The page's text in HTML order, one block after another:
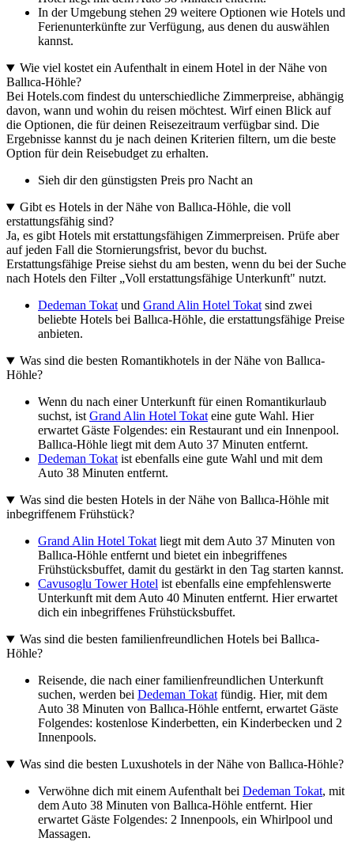
In der Umgebung stehen 29 weitere Optionen wie Hotels und
Ferienunterkünfte zur Verfügung, aus denen du auswählen
kannst.
Wie viel kostet ein Aufenthalt in einem Hotel in der Nähe von
Ballıca-Höhle?
Bei Hotels.com findest du unterschiedliche Zimmerpreise, abhängig
davon, wann und wohin du reisen möchtest. Wirf einen Blick auf
die Optionen, die für deinen Reisezeitraum verfügbar sind. Die
Ergebnisse kannst du je nach deinen Kriterien filtern, um die beste
Option für dein Reisebudget zu erhalten.
Sieh dir den günstigsten Preis pro Nacht an
Gibt es Hotels in der Nähe von Ballıca-Höhle, die voll
erstattungsfähig sind?
Ja, es gibt Hotels mit erstattungsfähigen Zimmerpreisen. Prüfe aber
auf jeden Fall die Stornierungsfrist, bevor du buchst.
Erstattungsfähige Preise siehst du am besten, wenn du bei der Suche
nach Hotels den Filter „Voll erstattungsfähige Unterkunft" nutzt.
Dedeman Tokatund Grand Alin Hotel Tokatsind zwei
beliebte Hotels bei Ballıca-Höhle, die erstattungsfähige Preise
anbieten.
Was sind die besten Romantikhotels in der Nähe von Ballıca-
Höhle?
Wenn du nach einer Unterkunft für einen Romantikurlaub
suchst, istGrand Alin Hotel Tokateine gute Wahl. Hier
erwartet Gäste Folgendes: ein Restaurant und ein Innenpool.
Ballıca-Höhle liegt mit dem Auto 37 Minuten entfernt.
Dedeman Tokatist ebenfalls eine gute Wahl und mit dem
Auto 38 Minuten entfernt.
Was sind die besten Hotels in der Nähe von Ballıca-Höhle mit
inbegriffenem Frühstück?
Grand Alin Hotel Tokatliegt mit dem Auto 37 Minuten von
Ballıca-Höhle entfernt und bietet ein inbegriffenes
Frühstücksbuffet, damit du gestärkt in den Tag starten kannst.
Cavusoglu Tower Hotel ist ebenfalls eine empfehlenswerte
Unterkunft mit dem Auto 40 Minuten entfernt. Hier erwartet
dich ein inbegriffenes Frühstücksbuffet.
Was sind die besten familienfreundlichen Hotels bei Ballıca-
Höhle?
Reisende, die nach einer familienfreundlichen Unterkunft
suchen, werden bei Dedeman Tokatfündig. Hier, mit dem
Auto 38 Minuten von Ballıca-Höhle entfernt, erwartet Gäste
Folgendes: kostenlose Kinderbetten, ein Kinderbecken und 2
Innenpools.
Was sind die besten Luxushotels in der Nähe von Ballıca-Höhle?
Verwöhne dich mit einem Aufenthalt bei Dedeman Tokat, mit
dem Auto 38 Minuten von Ballıca-Höhle entfernt. Hier
erwartet Gäste Folgendes: 2 Innenpools, ein Whirlpool und
Massagen.